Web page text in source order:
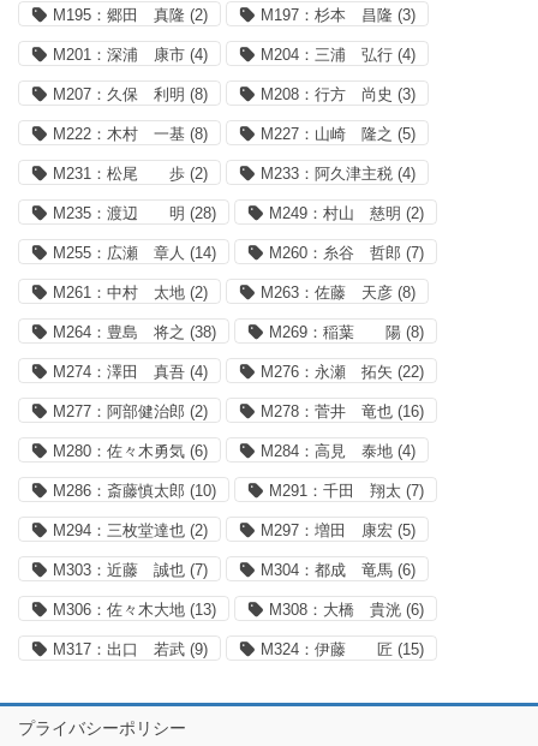
M195：郷田 真隆 (2) M197：杉本 昌隆 (3)
M201：深浦 康市 (4) M204：三浦 弘行 (4)
M207：久保 利明 (8) M208：行方 尚史 (3)
M222：木村 一基 (8) M227：山崎 隆之 (5)
M231：松尾 歩 (2) M233：阿久津主税 (4)
M235：渡辺 明 (28) M249：村山 慈明 (2)
M255：広瀬 章人 (14) M260：糸谷 哲郎 (7)
M261：中村 太地 (2) M263：佐藤 天彦 (8)
M264：豊島 将之 (38) M269：稲葉 陽 (8)
M274：澤田 真吾 (4) M276：永瀬 拓矢 (22)
M277：阿部健治郎 (2) M278：菅井 竜也 (16)
M280：佐々木勇気 (6) M284：高見 泰地 (4)
M286：斎藤慎太郎 (10) M291：千田 翔太 (7)
M294：三枚堂達也 (2) M297：増田 康宏 (5)
M303：近藤 誠也 (7) M304：都成 竜馬 (6)
M306：佐々木大地 (13) M308：大橋 貴洸 (6)
M317：出口 若武 (9) M324：伊藤 匠 (15)
プライバシーポリシー